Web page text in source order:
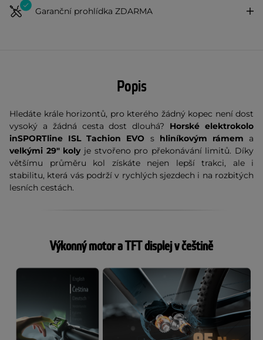
Garanční prohlídka ZDARMA
Popis
Hledáte krále horizontů, pro kterého žádný kopec není dost
vysoký a žádná cesta dost dlouhá? Horské elektrokolo
inSPORTline ISL Tachion EVO s hliníkovým rámem a
velkými 29" kolyje stvořeno pro překonávání limitů. Díky
většímu průměru kol získáte nejen lepší trakci, ale i
stabilitu, která vás podrží v rychlých sjezdech i na rozbitých
lesních cestách.
Výkonný motor a TFT displej v češtině